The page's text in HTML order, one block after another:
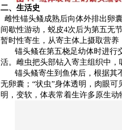
二、生活史
雌性锚头鳋成熟后向体外排出卵
间歇性游动，蜕皮4次后为第五无
暂时性寄生，从寄主体上摄取营养
锚头鳋在第五桡足幼体时进行
活。雌虫把头部钻入寄主组织中，
锚头鳋寄生到鱼体后，根据其
无卵囊；“状虫”身体透明，肉眼
明，变软，体表常着生许多原生动